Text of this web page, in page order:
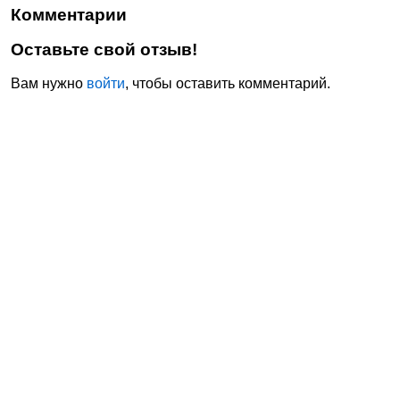
Комментарии
Оставьте свой отзыв!
Вам нужно войти, чтобы оставить комментарий.